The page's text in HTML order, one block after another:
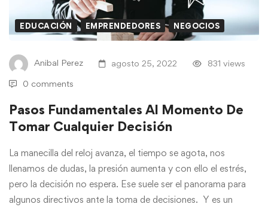
EDUCACIÓN EMPRENDEDORES NEGOCIOS
Anibal Perez agosto 25, 2022 831 views
0 comments
Pasos Fundamentales Al Momento De
Tomar Cualquier Decisión
La manecilla del reloj avanza, el tiempo se agota, nos
llenamos de dudas, la presión aumenta y con ello el estrés,
pero la decisión no espera. Ese suele ser el panorama para
algunos directivos ante la toma de decisiones. Y es un